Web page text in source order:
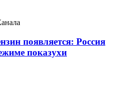
появляется: Россия
показухи